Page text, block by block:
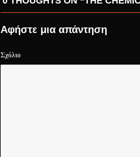
Αφήστε μια απάντηση
Σχόλιο